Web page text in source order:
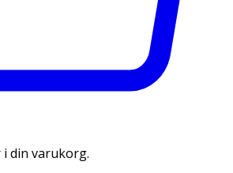
din varukorg.